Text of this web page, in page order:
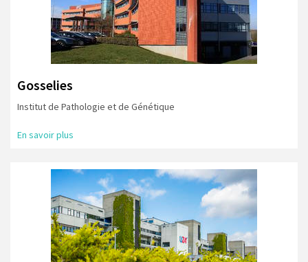
Gosselies
Institut de Pathologie et de Génétique
En savoir plus